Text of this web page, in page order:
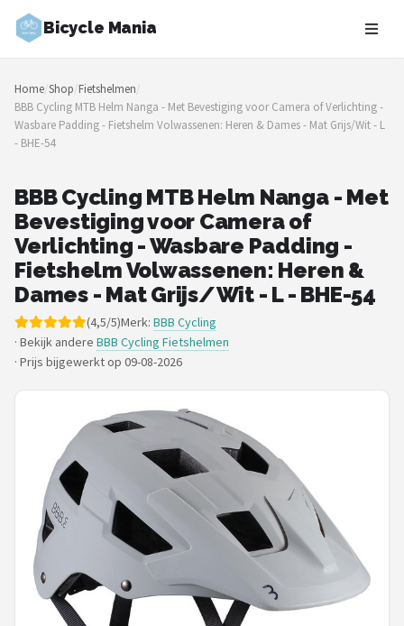
Bicycle Mania
Zoeken
NAVIGATIE
Shop
Blog
Fietsroutes
Kinderfietsen
Stadsfietsen
Elektrische fietsen
Mountainbikes
Shop
POPULAIRE MERKEN
Basil
Volare
Home/Shop/Fietshelmen/
BBB Cycling MTB Helm Nanga - Met Bevestiging voor Camera of Verlichting -
Wasbare Padding - Fietshelm Volwassenen: Heren & Dames - Mat Grijs/Wit - L
- BHE-54
BBB Cycling MTB Helm Nanga - Met
Bevestiging voor Camera of
Verlichting - Wasbare Padding -
Fietshelm Volwassenen: Heren &
Dames - Mat Grijs/Wit - L - BHE-54
(4,5/5)Merk: BBB Cycling
· Bekijk andere BBB Cycling Fietshelmen
· Prijs bijgewerkt op 09-08-2026